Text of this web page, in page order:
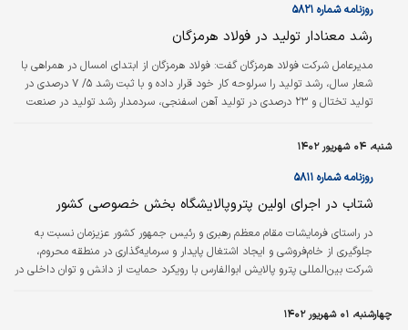
رشد و توسعه اقتصادی به اندازه‌ای است که آن را
به یکی از اهرم‌های قوی برای رسیدن به توسعه
تبدیل کرده است. رشد اقتصادی و افزایش رفاه
عمومی در بلندمدت، بدون توجه به سرمایه‌گذاری و
عوامل موثر بر رشد آن امکان‌پذیر ن…
روزنامه شماره ۵۸۲۱
رشد معنادار تولید در فولاد هرمزگان
مدیرعامل شرکت فولاد هرمزگان گفت: فولاد هرمزگان از ابتدای امسال در همراهی با
شعار سال، رشد تولید را سرلوحه کار خود قرار داده و با ثبت رشد ۵/ ۷ درصدی در
تولید تختال و ۲۳ درصدی در تولید آهن اسفنجی، سردمدار رشد تولید در صنعت
شنبه، ۰۴ شهریور ۱۴۰۲
روزنامه شماره ۵۸۱۱
شتاب در اجرای اولین پتروپالایشگاه بخش خصوصی کشور
در راستای فرمایشات مقام معظم رهبری و رئیس جمهور کشور عزیزمان نسبت به
جلوگیری از خام‌فروشی و ایجاد اشتغال پایدار و سرمایه‌گذاری در منطقه محروم،
شرکت بین‌المللی پترو پالایش ابوالفارس با رویکرد حمایت از دانش و توان داخلی در
چهارشنبه، ۰۱ شهریور ۱۴۰۲